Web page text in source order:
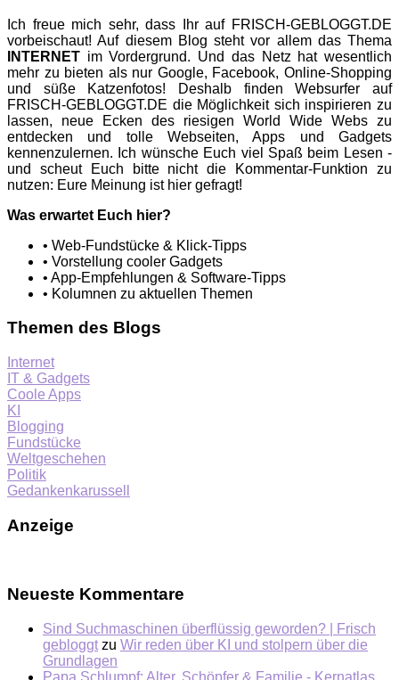
Ich freue mich sehr, dass Ihr auf FRISCH-GEBLOGGT.DE
vorbeischaut! Auf diesem Blog steht vor allem das Thema
INTERNET im Vordergrund. Und das Netz hat wesentlich
mehr zu bieten als nur Google, Facebook, Online-Shopping
und süße Katzenfotos! Deshalb finden Websurfer auf
FRISCH-GEBLOGGT.DE die Möglichkeit sich inspirieren zu
lassen, neue Ecken des riesigen World Wide Webs zu
entdecken und tolle Webseiten, Apps und Gadgets
kennenzulernen. Ich wünsche Euch viel Spaß beim Lesen -
und scheut Euch bitte nicht die Kommentar-Funktion zu
nutzen: Eure Meinung ist hier gefragt!
Was erwartet Euch hier?
• Web-Fundstücke & Klick-Tipps
• Vorstellung cooler Gadgets
• App-Empfehlungen & Software-Tipps
• Kolumnen zu aktuellen Themen
Themen des Blogs
Internet
IT & Gadgets
Coole Apps
KI
Blogging
Fundstücke
Weltgeschehen
Politik
Gedankenkarussell
Anzeige
Neueste Kommentare
Sind Suchmaschinen überflüssig geworden? | Frisch
gebloggt zu Wir reden über KI und stolpern über die
Grundlagen
Papa Schlumpf: Alter, Schöpfer & Familie - Kernatlas